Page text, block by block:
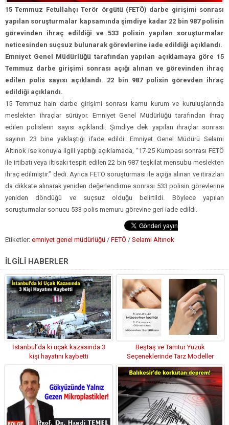
Müzik & Magazin
15 Temmuz Fetullahçı Terör örgütü (FETÖ) darbe girişimi sonrası
yapılan soruşturmalar kapsamında şimdiye kadar 22 bin 987 polisin
görevinden ihraç edildiği ve 533 polisin yapılan soruşturmalar
neticesinden suçsuz bulunarak görevlerine iade edildiği açıklandı.
Emniyet Genel Müdürlüğü tarafından yapılan açıklamaya göre 15
Temmuz darbe girişimi sonrası açığı alınan ve görevinden ihraç
edilen polis sayısı açıklandı. 22 bin 987 polisin görevden ihraç
edildiği açıklandı.
15 Temmuz hain darbe girişimi sonrası kamu kurum ve kuruluşlarında
meslekten ihraçlar sürüyor. Emniyet Genel Müdürlüğü tarafından ihraç
edilen polislerin sayısı açıklandı. Şimdiye dek yapılan ihraçlar sonrası
sayının 23 bine yaklaştığı ifade edildi. Emniyet Genel Müdürü Selami
Altınok ise konuyla ilgili yaptığı açıklamada, “17-25 Kumpası sonrası FETÖ
ile irtibatı veya iltisakı tespit edilen 22 bin 987 teşkilat mensubu meslekten
ihraç edilmiştir.” dedi. Ayrıca FETÖ soruşturması ile açığa alınan ve itirazları
da dikkate alınarak yeniden değerlendirme sonrası 533 polisin görevlerine
yeniden döndüğü ve suçsuz olduğu belirtildi. Böylece yapılan
soruşturmalar sonucu 533 polis memuru görevine geri iade edildi.
Etiketler: emniyet genel müdürlüğü / FETÖ / Selami Altınok
İLGİLİ HABERLER
İstanbul’da ki uçak kazasında 3
kişi hayatını kaybetti
Beştaş ve Tamtur Yüzük
Seçeneklerinde Tarz Modeller